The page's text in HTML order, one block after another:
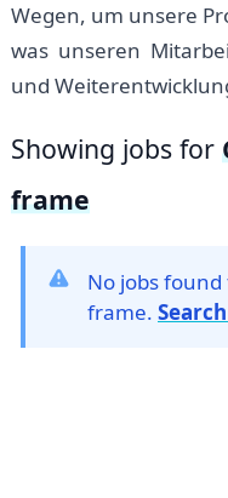
Wegen, um unsere
was unseren
und
Showing jobs for
frame
No jobs
frame.